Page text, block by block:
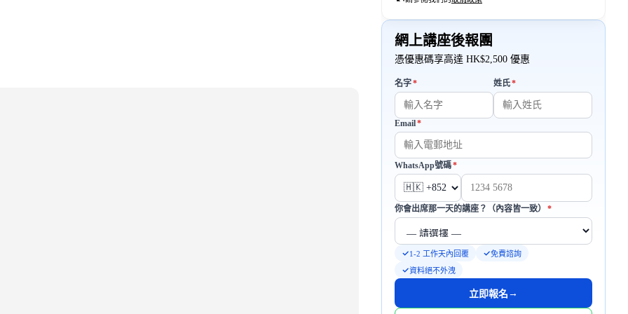
網上講座後報團
憑優惠碼享高達 HK$2,500 優惠
名字*必填 姓氏*必填
Email*必填
WhatsApp號碼*必填
你會出席那一天的講座？（內容皆一致） *必填
1-2 工作天內回覆
免費諮詢
資料絕不外洩
立即報名→